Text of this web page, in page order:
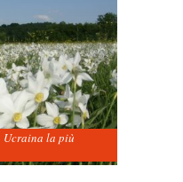
Ucraina la più